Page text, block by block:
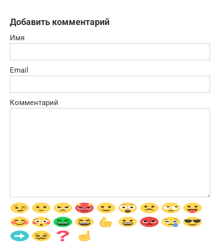
Добавить комментарий
Имя
Email
Комментарий